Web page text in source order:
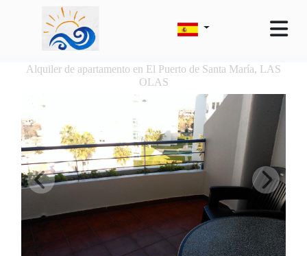
Alquiler de apartamento en El Puerto de Santa María, LAS
OLAS